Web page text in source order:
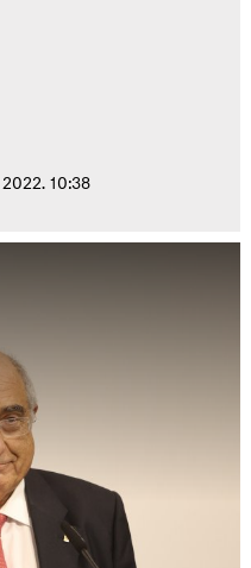
2022. 10:38